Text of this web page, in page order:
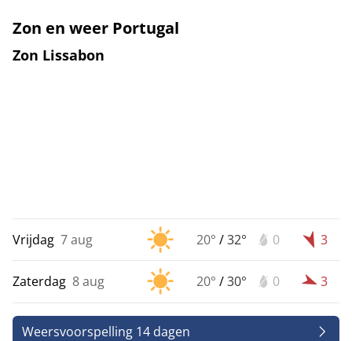
Zon en weer Portugal
Zon Lissabon
Vrijdag 7 aug 20° /32° 0 3
Zaterdag 8 aug 20° /30° 0 3
Weersvoorspelling 14 dagen